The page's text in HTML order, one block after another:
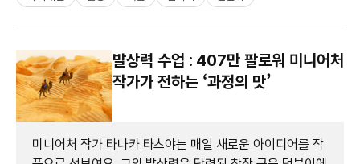
발상력 수업 : 407만 팔로워 미니어처
작가가 전하는 ‘과정의 맛’
미니어처 작가 타나카 타츠야는 매일 새로운 아이디어를 작